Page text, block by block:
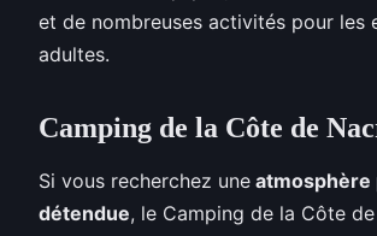
et de nombreuses activités pour les
adultes.
Camping de la Côte de
Si vous recherchez une atmosphère
détendue, le Camping de la Côte